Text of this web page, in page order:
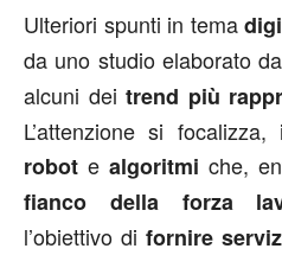
Ulteriori spunti in tema
da uno studio elaborato da
alcuni dei trend più
L’attenzione si
robot e algoritmi che,
fianco della forza
l’obiettivo di fornire